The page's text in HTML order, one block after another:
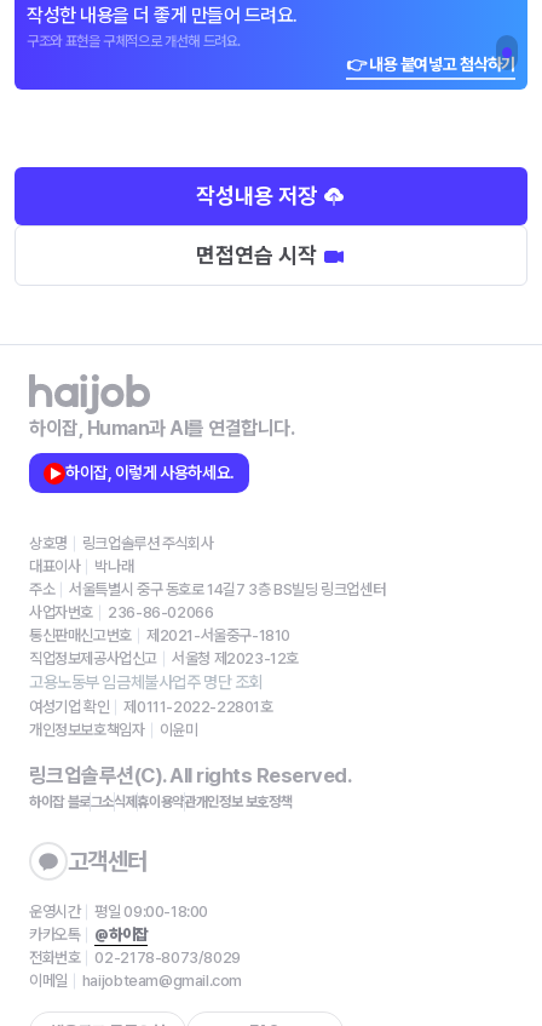
작성한 내용을 더 좋게 만들어 드려요.
구조와 표현을 구체적으로 개선해 드려요.
👉 내용 붙여넣고 첨삭하기
작성내용 저장
면접연습 시작
하이잡, Human과 AI를 연결합니다.
하이잡, 이렇게 사용하세요.
상호명
링크업솔루션 주식회사
대표이사
박나래
주소
서울특별시 중구 동호로 14길7 3층 BS빌딩 링크업센터
사업자번호
236-86-02066
통신판매신고번호
제2021-서울중구-1810
직업정보제공사업신고
서울청 제2023-12호
고용노동부 임금체불사업주 명단 조회
여성기업 확인
제0111-2022-22801호
개인정보보호책임자
이윤미
링크업솔루션(C). All rights Reserved.
하이잡 블로그소식제휴이용약관개인정보 보호정책
고객센터
운영시간
평일 09:00-18:00
카카오톡
@하이잡
전화번호
02-2178-8073/8029
이메일
haijobteam@gmail.com